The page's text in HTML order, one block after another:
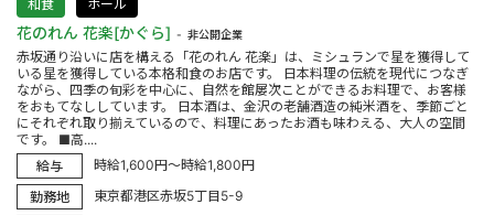
和食 ホール
花のれん 花楽[かぐら] 非公開企業
赤坂通り沿いに店を構える「花のれん 花楽」は、ミシュランで星を獲得して
いる星を獲得している本格和食のお店です。 日本料理の伝統を現代につなぎ
ながら、四季の旬彩を中心に、自然を館屡次ことができるお料理で、お客様
をおもてなししています。 日本酒は、金沢の老舗酒造の純米酒を、季節ごと
にそれぞれ取り揃えているので、料理にあったお酒も味わえる、大人の空間
です。 ■高....
給与
時給1,600円～時給1,800円
勤務地
東京都港区赤坂5丁目5-9